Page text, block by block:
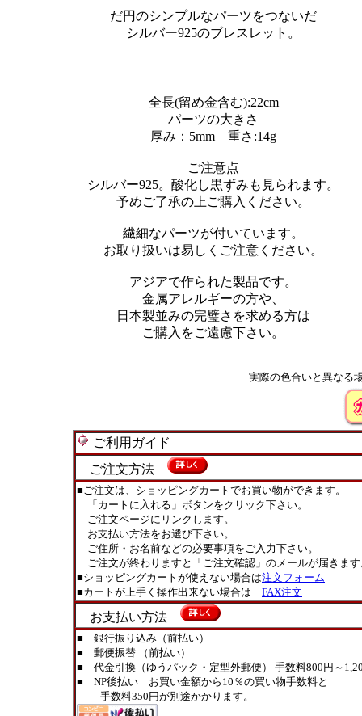
だ円のシンプルなパーツをつないだ
シルバー925のブレスレット。
全長(留め金含む):22cm
パーツの大きさ
厚み：5mm 重さ:14g
ご注意点
シルバー925。酸化し黒ずみも見られます。
予めご了承の上ご購入ください。
繊細なパーツが付いています。
お取り扱いは易しくご注意ください。
アジアで作られた製品です。
金属アレルギーの方や、
日本製並みの完璧さを求める方は
ご購入をご遠慮下さい。
実際の色合いと異なる
ご利用ガイド
ご注文方法
■ご注文は、ショッピングカートでお買い物ができます。
「カートに入れる」ボタンをクリック下さい。
ご注文ページにリンクします。
お支払い方法をお選び下さい。
ご住所・お名前などの必要事項をご入力下さい。
ご注文が終わりますと「ご注文確認」のメールが届きま
■ショッピングカートが使えない場合は注文フォーム
■カートが上手く操作出来ない場合は FAX注文
お支払い方法
■ 銀行振り込み（前払い）
■ 郵便振替 （前払い）
■ 代金引換（ゆうパック・定型外郵便） 手数料800円～
■ NP後払い お買い金額から10％の買い物手数料と
手数料350円が別途かかります。